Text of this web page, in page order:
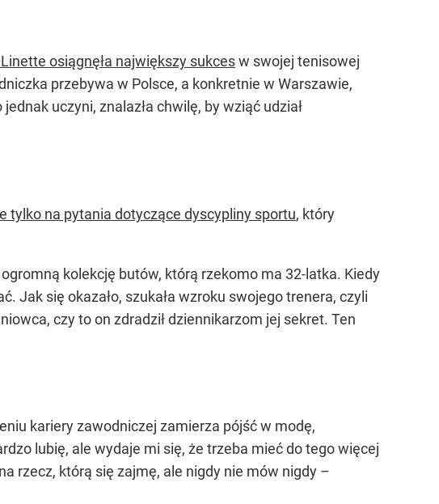
osiągnęła największy sukcesw swojej tenisowej
przebywa w Polsce, a konkretnie w Warszawie,
uczyni, znalazła chwilę, by wziąć udział
tylko na pytania dotyczące dyscypliny sportu, który
kolekcję butów, którą rzekomo ma 32-latka. Kiedy
Jak się okazało, szukała wzroku swojego trenera, czyli
czy to on zdradził dziennikarzom jej sekret. Ten
kariery zawodniczej zamierza pójść w modę,
lubię, ale wydaje mi się, że trzeba mieć do tego więcej
rzecz, którą się zajmę, ale nigdy nie mów nigdy –